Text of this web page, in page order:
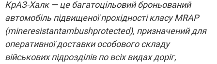
КрАЗ-Халк — це багатоцільовий броньований
автомобіль підвищеної прохідності класу MRАP
(mineresistantambushprotected), призначений для
оперативної доставки особового складу
військових підрозділів по всіх видах доріг,